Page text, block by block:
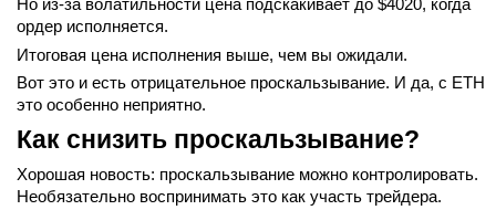
Но из-за волатильности цена подскакивает до $4020, когда
ордер исполняется.
Итоговая цена исполнения выше, чем вы ожидали.
Вот это и есть отрицательное проскальзывание. И да, с ETH
это особенно неприятно.
Как снизить проскальзывание?
Хорошая новость: проскальзывание можно контролировать.
Необязательно воспринимать это как участь трейдера.